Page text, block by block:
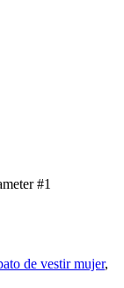
#1
de vestir mujer,